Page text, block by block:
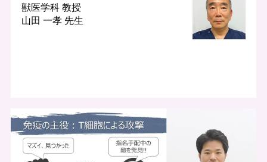
獣医学科 教授
山田 一孝 先生